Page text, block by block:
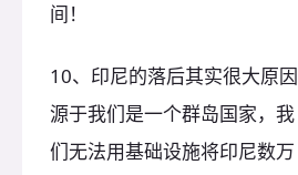
间！
10、印尼的落后其实很大原因
源于我们是一个群岛国家，我
们无法用基础设施将印尼数万